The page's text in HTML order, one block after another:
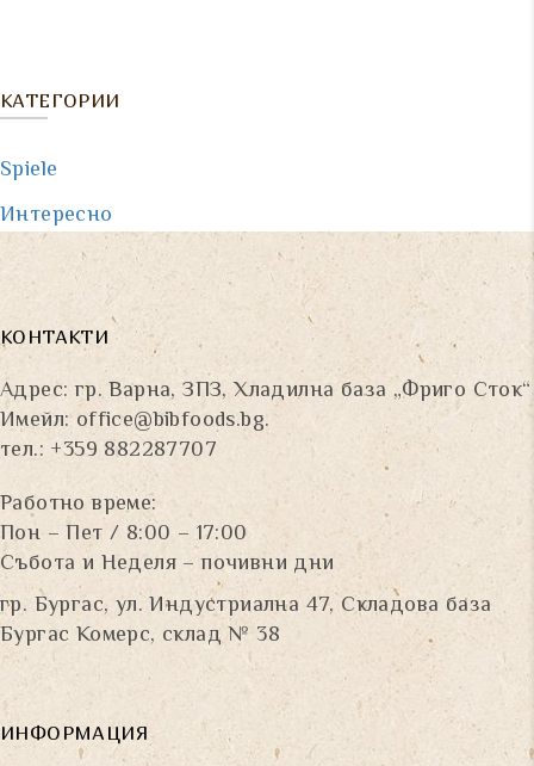
КАТЕГОРИИ
Spiele
Интересно
КОНТАКТИ
Адрес: гр. Варна, ЗПЗ, Хладилна база „Фриго Сток“
Имейл: office@bibfoods.bg.
тел.: +359 882287707
Работно време:
Пон – Пет / 8:00 – 17:00
Събота и Неделя – почивни дни
гр. Бургас, ул. Индустриална 47, Складова база
Бургас Комерс, склад № 38
ИНФОРМАЦИЯ